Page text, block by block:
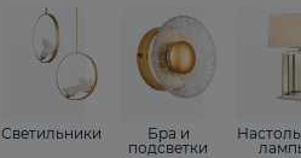
Светильники
Бра и
подсветки